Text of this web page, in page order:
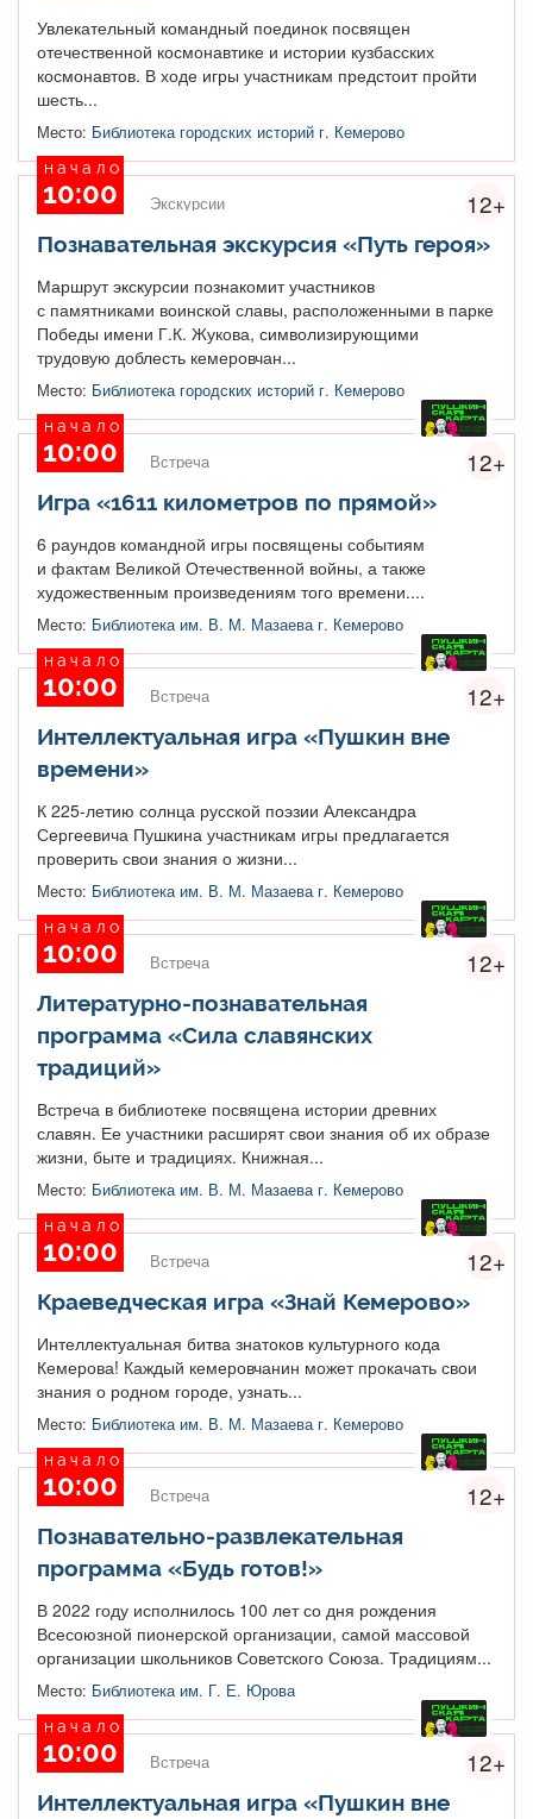
Увлекательный командный поединок посвящен
отечественной космонавтике и истории кузбасских
космонавтов. В ходе игры участникам предстоит пройти
шесть...
Место: Библиотека городских историй г. Кемерово
12+
начало
10:00 Экскурсии
Познавательная экскурсия «Путь героя»
Маршрут экскурсии познакомит участников
с памятниками воинской славы, расположенными в парке
Победы имени Г.К. Жукова, символизирующими
трудовую доблесть кемеровчан...
Место: Библиотека городских историй г. Кемерово
12+
начало
10:00 Встреча
Игра «1611 километров по прямой»
6 раундов командной игры посвящены событиям
и фактам Великой Отечественной войны, а также
художественным произведениям того времени....
Место: Библиотека им. В. М. Мазаева г. Кемерово
12+
начало
10:00 Встреча
Интеллектуальная игра «Пушкин вне
времени»
К 225-летию солнца русской поэзии Александра
Сергеевича Пушкина участникам игры предлагается
проверить свои знания о жизни...
Место: Библиотека им. В. М. Мазаева г. Кемерово
12+
начало
10:00 Встреча
Литературно-познавательная
программа «Сила славянских
традиций»
Встреча в библиотеке посвящена истории древних
славян. Ее участники расширят свои знания об их образе
жизни, быте и традициях. Книжная...
Место: Библиотека им. В. М. Мазаева г. Кемерово
12+
начало
10:00 Встреча
Краеведческая игра «Знай Кемерово»
Интеллектуальная битва знатоков культурного кода
Кемерова! Каждый кемеровчанин может прокачать свои
знания о родном городе, узнать...
Место: Библиотека им. В. М. Мазаева г. Кемерово
12+
начало
10:00 Встреча
Познавательно-развлекательная
программа «Будь готов!»
В 2022 году исполнилось 100 лет со дня рождения
Всесоюзной пионерской организации, самой массовой
организации школьников Советского Союза. Традициям...
Место: Библиотека им. Г. Е. Юрова
12+
начало
10:00 Встреча
Интеллектуальная игра «Пушкин вне